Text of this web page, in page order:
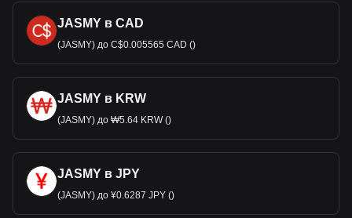
JASMY в CAD
(JASMY) до C$0.005565 CAD ()
JASMY в KRW
(JASMY) до ₩5.64 KRW ()
JASMY в JPY
(JASMY) до ¥0.6287 JPY ()